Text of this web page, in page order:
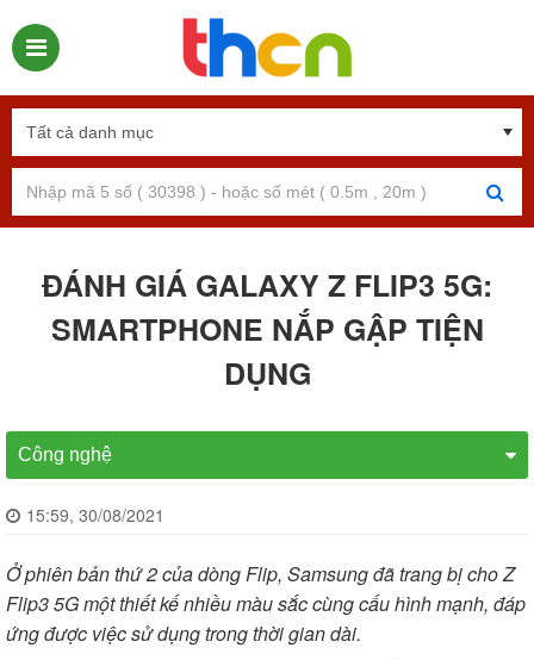
ĐÁNH GIÁ GALAXY Z FLIP3 5G:
SMARTPHONE NẮP GẬP TIỆN
DỤNG
Công nghệ
15:59, 30/08/2021
Ở phiên bản thứ 2 của dòng Flip, Samsung đã trang bị cho Z
Flip3 5G một thiết kế nhiều màu sắc cùng cấu hình mạnh, đáp
ứng được việc sử dụng trong thời gian dài.